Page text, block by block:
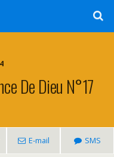
De Dieu N°17
E-mail SMS